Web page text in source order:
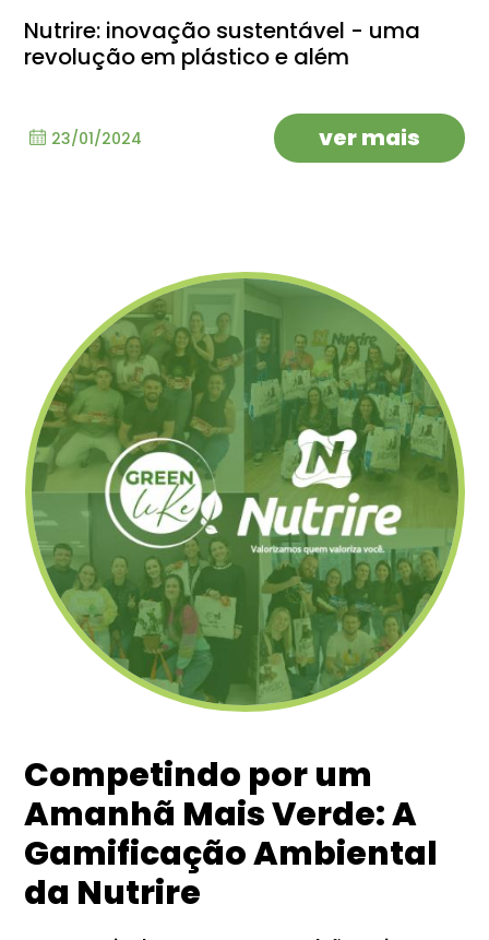
Nutrire: inovação sustentável - uma
revolução em plástico e além
23/01/2024 ver mais
Competindo por um
Amanhã Mais Verde: A
Gamificação Ambiental
da Nutrire